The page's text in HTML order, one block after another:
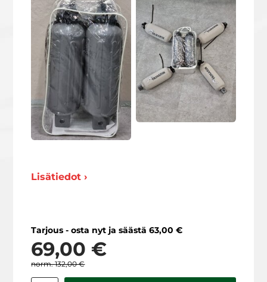
Lisätiedot ›
Tarjous - osta nyt ja säästä 63,00 €
69,00 €
132,00 €